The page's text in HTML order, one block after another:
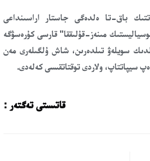
باق-تا ەلدەگى جاستار اراسىنداعى
مىنەز-قۇلىققا" قارسى كۇرەسۋگە
سويلەۋ تىلدەرىن، شاش ۇلگىلەرى مەن
سيپاتتاپ، ولاردى توقتاتقىسى كەلەدى.
قاتىستى تەگتەر :